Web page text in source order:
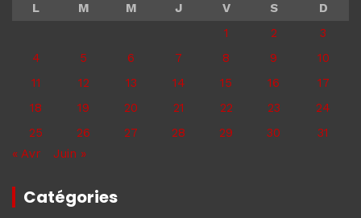
L
M M J V S
D
1
2
3
4
5 6 7 8 9
10
11
12 13 14 15 16
17
18
19 20 21 22 23
24
25
26 27 28 29 30
31
« Avr
Juin »
Catégories